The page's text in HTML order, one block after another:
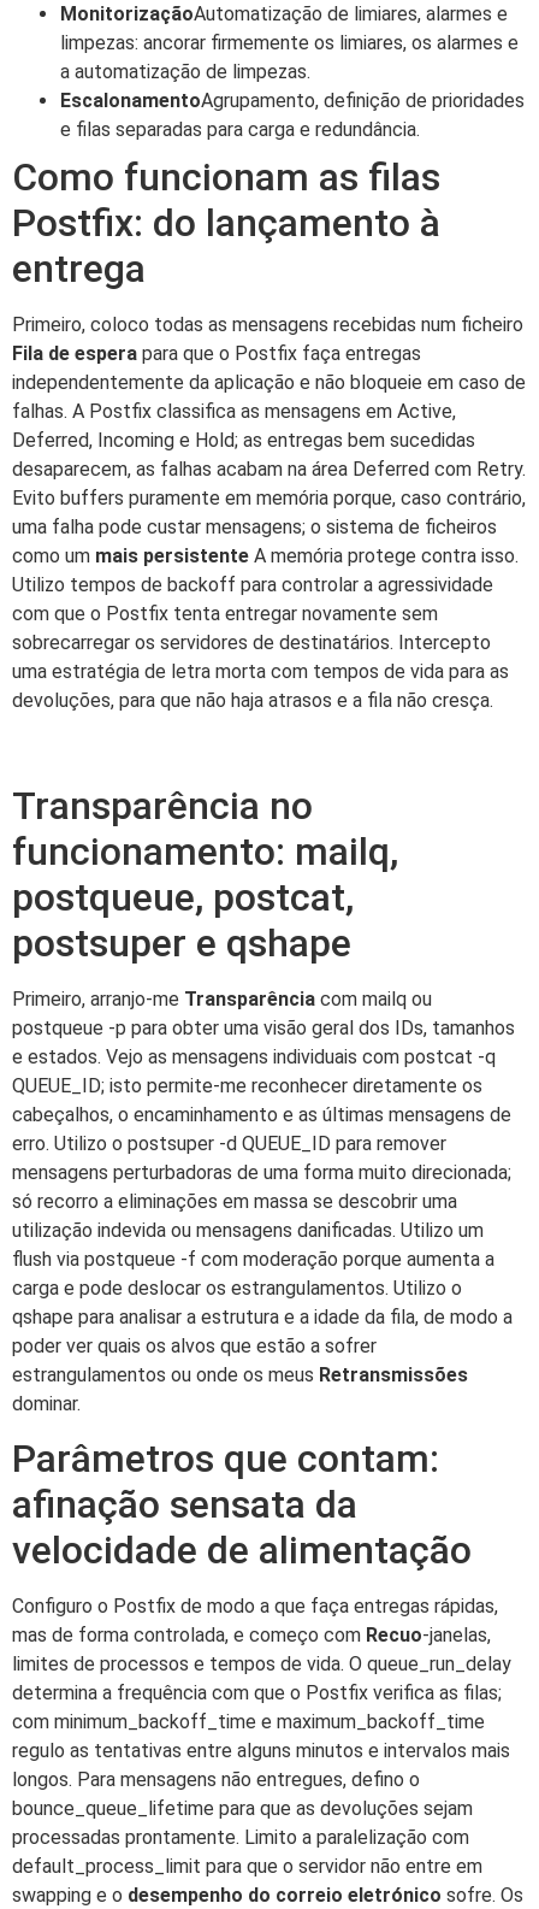
MonitorizaçãoAutomatização de limiares, alarmes e
limpezas: ancorar firmemente os limiares, os alarmes e
a automatização de limpezas.
EscalonamentoAgrupamento, definição de prioridades
e filas separadas para carga e redundância.
Como funcionam as filas
Postfix: do lançamento à
entrega
Primeiro, coloco todas as mensagens recebidas num ficheiro
Fila de espera para que o Postfix faça entregas
independentemente da aplicação e não bloqueie em caso de
falhas. A Postfix classifica as mensagens em Active,
Deferred, Incoming e Hold; as entregas bem sucedidas
desaparecem, as falhas acabam na área Deferred com Retry.
Evito buffers puramente em memória porque, caso contrário,
uma falha pode custar mensagens; o sistema de ficheiros
como um mais persistente A memória protege contra isso.
Utilizo tempos de backoff para controlar a agressividade
com que o Postfix tenta entregar novamente sem
sobrecarregar os servidores de destinatários. Intercepto
uma estratégia de letra morta com tempos de vida para as
devoluções, para que não haja atrasos e a fila não cresça.
Transparência no
funcionamento: mailq,
postqueue, postcat,
postsuper e qshape
Primeiro, arranjo-me Transparência com mailq ou
postqueue -p para obter uma visão geral dos IDs, tamanhos
e estados. Vejo as mensagens individuais com postcat -q
QUEUE_ID; isto permite-me reconhecer diretamente os
cabeçalhos, o encaminhamento e as últimas mensagens de
erro. Utilizo o postsuper -d QUEUE_ID para remover
mensagens perturbadoras de uma forma muito direcionada;
só recorro a eliminações em massa se descobrir uma
utilização indevida ou mensagens danificadas. Utilizo um
flush via postqueue -f com moderação porque aumenta a
carga e pode deslocar os estrangulamentos. Utilizo o
qshape para analisar a estrutura e a idade da fila, de modo a
poder ver quais os alvos que estão a sofrer
estrangulamentos ou onde os meus Retransmissões
dominar.
Parâmetros que contam:
afinação sensata da
velocidade de alimentação
Configuro o Postfix de modo a que faça entregas rápidas,
mas de forma controlada, e começo com Recuo-janelas,
limites de processos e tempos de vida. O queue_run_delay
determina a frequência com que o Postfix verifica as filas;
com minimum_backoff_time e maximum_backoff_time
regulo as tentativas entre alguns minutos e intervalos mais
longos. Para mensagens não entregues, defino o
bounce_queue_lifetime para que as devoluções sejam
processadas prontamente. Limito a paralelização com
default_process_limit para que o servidor não entre em
swapping e o desempenho do correio eletrónico sofre. Os